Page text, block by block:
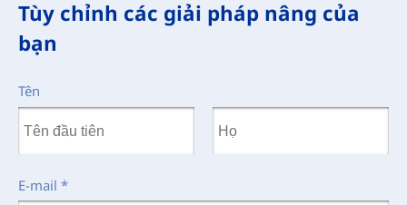
Tùy chỉnh các giải pháp nâng của
bạn
Tên
E-mail *